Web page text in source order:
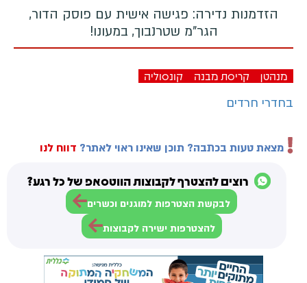
הזדמנות נדירה: פגישה אישית עם פוסק הדור,
הגר"מ שטרנבוך, במעונו!
מנהטן קריסת מבנה קונסוליה
בחדרי חרדים
מצאת טעות בכתבה? תוכן שאינו ראוי לאתר? דווח לנו
רוצים להצטרף לקבוצות הווטסאפ של כל רגע?
לבקשת הצטרפות למוגנים וכשרים
להצטרפות ישירה לקבוצות